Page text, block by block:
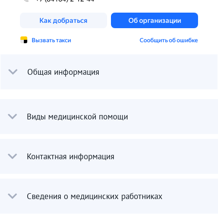
Общая информация
Виды медицинской помощи
Контактная информация
Сведения о медицинских работниках